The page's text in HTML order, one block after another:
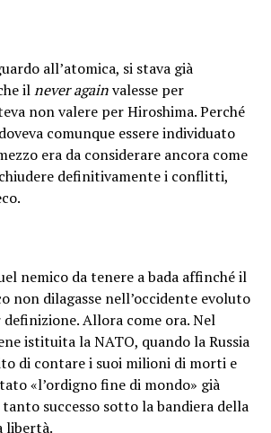
all’atomica, si stava già
ilnever againvalesse per
non valere per Hiroshima. Perché
comunque essere individuato
era da considerare ancora come
definitivamente i conflitti,
nemico da tenere a bada affinché il
non dilagasse nell’occidente evoluto
Allora come ora. Nel
istituita la NATO, quando la Russia
di contare i suoi milioni di morti e
«l’ordigno fine di mondo» già
successo sotto la bandiera della
libertà.